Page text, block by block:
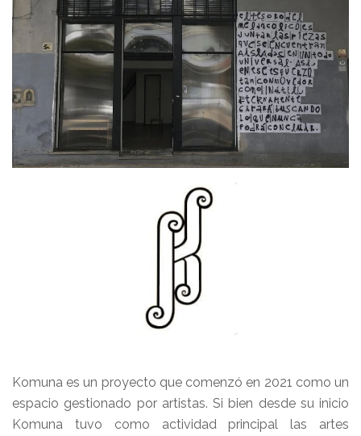
Komuna es un proyecto que comenzó en 2021 como un
espacio gestionado por artistas. Si bien desde su inicio
Komuna tuvo como actividad principal las artes